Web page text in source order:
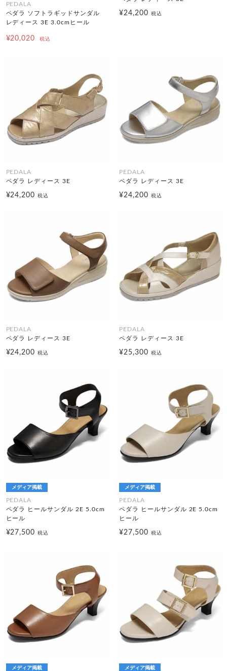
PEDALA
ペダラ ソフトラギッドサンダル
レディース 3E 3.0cmヒール
¥20,020 税込
¥24,200 税込
PEDALA
ペダラ レディース 3E
¥24,200税込
PEDALA
ペダラ レディース 3E
¥24,200 税込
PEDALA
ペダラ レディース 3E
¥24,200税込
PEDALA
ペダラ レディース 3E
¥25,300 税込
メディア掲載
PEDALA
ペダラ ヒールサンダル 2E 5.0cm
ヒール
¥27,500税込
メディア掲載
PEDALA
ペダラ ヒールサンダル 2E 5.0cm
ヒール
¥27,500 税込
メディア掲載 メディア掲載